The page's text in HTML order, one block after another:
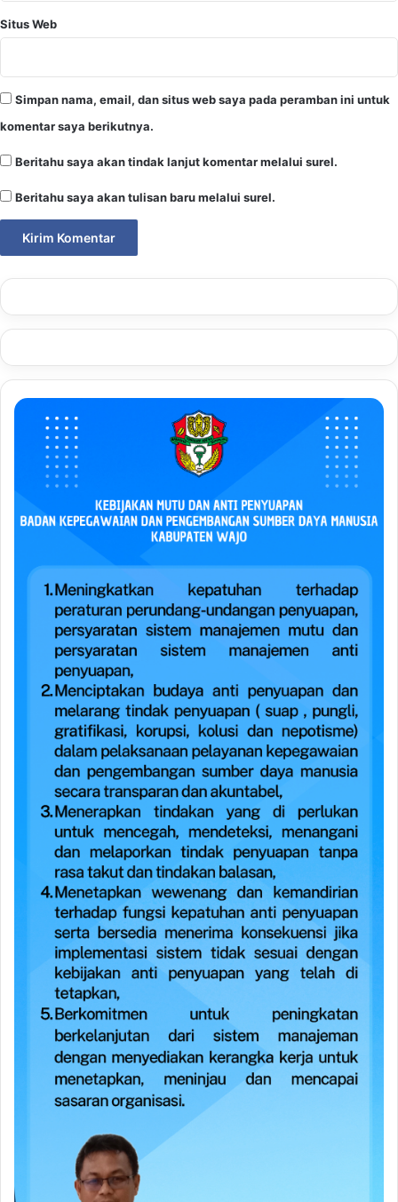
Situs Web
Simpan nama, email, dan situs web saya pada peramban ini untuk
komentar saya berikutnya.
Beritahu saya akan tindak lanjut komentar melalui surel.
Beritahu saya akan tulisan baru melalui surel.